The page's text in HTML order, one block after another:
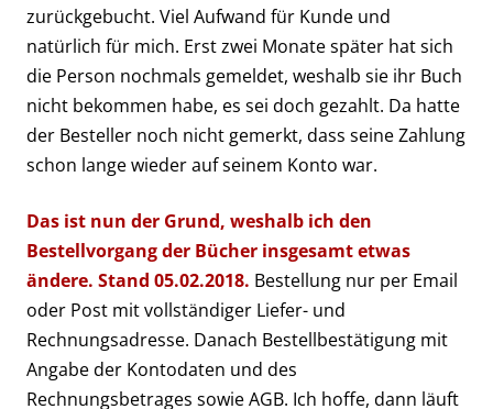
zurückgebucht. Viel Aufwand für Kunde und
natürlich für mich. Erst zwei Monate später hat sich
die Person nochmals gemeldet, weshalb sie ihr Buch
nicht bekommen habe, es sei doch gezahlt. Da hatte
der Besteller noch nicht gemerkt, dass seine Zahlung
schon lange wieder auf seinem Konto war.
Das ist nun der Grund, weshalb ich den
Bestellvorgang der Bücher insgesamt etwas
ändere. Stand 05.02.2018. Bestellung nur per Email
oder Post mit vollständiger Liefer- und
Rechnungsadresse. Danach Bestellbestätigung mit
Angabe der Kontodaten und des
Rechnungsbetrages sowie AGB. Ich hoffe, dann läuft